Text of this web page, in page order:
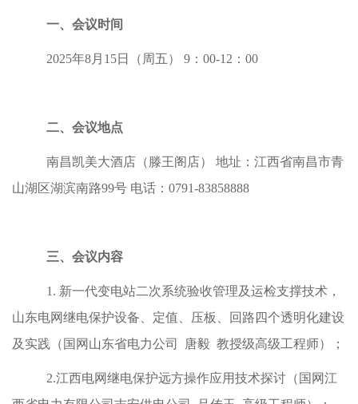
一、会议时间
2025年8月15日（周五） 9：00-12：00
二、会议地点
南昌凯美大酒店（滕王阁店） 地址：江西省南昌市青
山湖区湖滨南路99号 电话：0791-83858888
三、会议内容
1. 新一代变电站二次系统验收管理及运检支撑技术，
山东电网继电保护设备、定值、压板、回路四个透明化建设
及实践（国网山东省电力公司 唐毅 教授级高级工程师）；
2.江西电网继电保护远方操作应用技术探讨（国网江